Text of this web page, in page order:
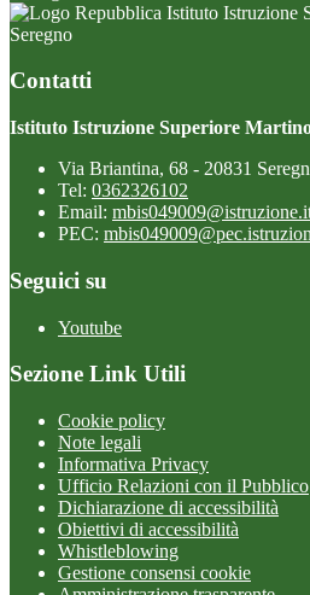
Istituto Istruzione
Seregno
Contatti
Istituto Istruzione Superiore
Via Briantina, 68 - 20831
Tel: 0362326102
Email:
PEC:
Seguici su
Youtube
Sezione Link Utili
Cookie policy
Note legali
Informativa Privacy
Ufficio Relazioni con il Pubblico
Dichiarazione di accessibilità
Obiettivi di accessibilità
Whistleblowing
Gestione consensi cookie